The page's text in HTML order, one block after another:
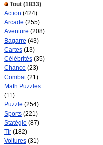
Tout (1833)
Action (424)
Arcade (255)
Aventure (208)
Bagarre (43)
Cartes (13)
Célébrités (35)
Chance (23)
Combat(21)
Math Puzzles
(11)
Puzzle (254)
Sports (221)
Statégie (87)
Tir (182)
Voitures (31)